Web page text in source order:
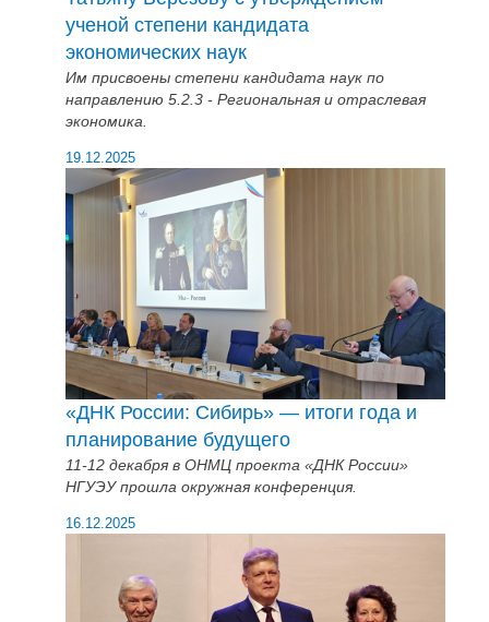
ученой степени кандидата
экономических наук
Им присвоены степени кандидата наук по
направлению 5.2.3 - Региональная и отраслевая
экономика.
19.12.2025
«ДНК России: Сибирь» — итоги года и
планирование будущего
11-12 декабря в ОНМЦ проекта «ДНК России»
НГУЭУ прошла окружная конференция.
16.12.2025